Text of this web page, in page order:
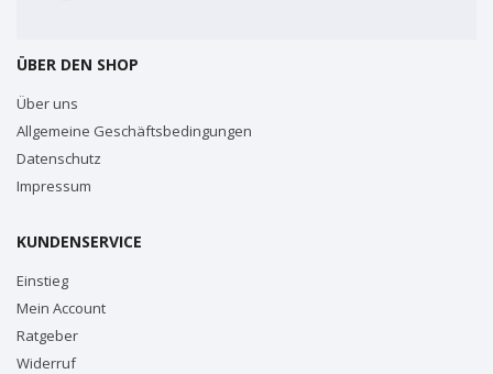
ÜBER DEN SHOP
Über uns
Allgemeine Geschäftsbedingungen
Datenschutz
Impressum
KUNDENSERVICE
Einstieg
Mein Account
Ratgeber
Widerruf